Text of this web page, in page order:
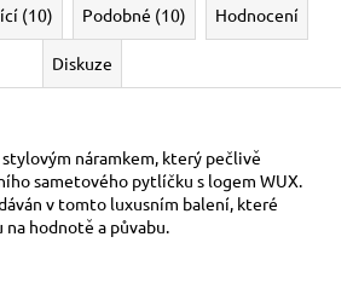
(10) Podobné (10) Hodnocení
Diskuze
náramkem, který pečlivě
sametového pytlíčku s logem WUX.
v tomto luxusním balení, které
hodnotě a půvabu.